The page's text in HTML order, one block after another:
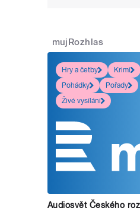
mujRozhlas
Hry a četby
Krimi
Pohádky
Pořady
Živé vysílání
Audiosvět Českého